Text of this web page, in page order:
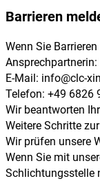
Barrieren
Wenn Sie
E-Mail: info@clc-
Telefon: +49 6826
Wir beantworten
Weitere Schritte
Wir prüfen unsere
Wenn Sie mit
Schlichtungsstelle